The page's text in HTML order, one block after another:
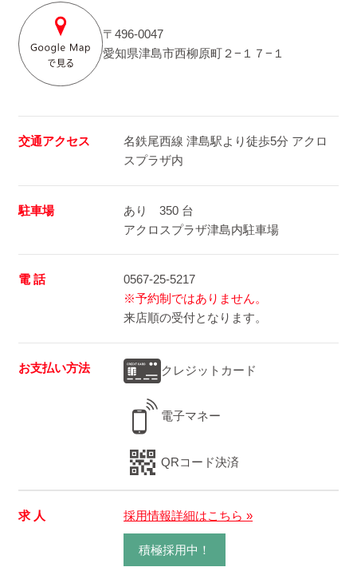
〒496-0047
愛知県津島市西柳原町２−１７−１
交通アクセス
名鉄尾西線 津島駅より徒歩5分 アクロ
スプラザ内
駐車場
あり 350 台
アクロスプラザ津島内駐車場
電 話
0567-25-5217
※予約制ではありません。
来店順の受付となります。
お支払い方法 クレジットカード
電子マネー
QRコード決済
求 人 採用情報詳細はこちら »
積極採用中！